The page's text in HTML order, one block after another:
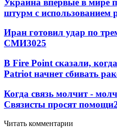
штурм с использованием
Иран готовил удар по
СМИ3025
В Fire Point сказали,
Patriot начнет сбивать
Когда связь молчит -
Связисты просят помощи
Читать комментарии